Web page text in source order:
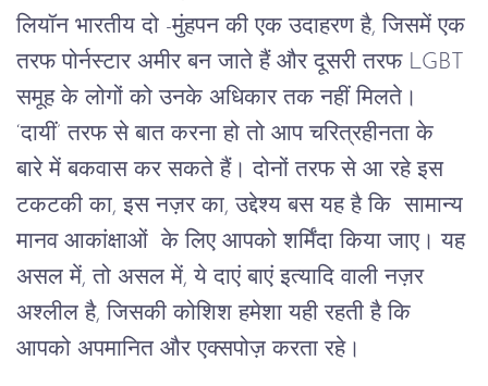
लियॉन भारतीय दो -मुंहपन की एक उदाहरण है, जिसमें एक
तरफ पोर्नस्टार अमीर बन जाते हैं और दूसरी तरफ LGBT
समूह के लोगों को उनके अधिकार तक नहीं मिलते।
‘दायीं’ तरफ से बात करना हो तो आप चरित्रहीनता के
बारे में बकवास कर सकते हैं। दोनों तरफ से आ रहे इस
टकटकी का, इस नज़र का, उद्देश्य बस यह है कि सामान्य
मानव आकांक्षाओं के लिए आपको शर्मिंदा किया जाए। यह
असल में, तो असल में, ये दाएं बाएं इत्यादि वाली नज़र
अश्लील है, जिसकी कोशिश हमेशा यही रहती है कि
आपको अपमानित और एक्सपोज़ करता रहे।